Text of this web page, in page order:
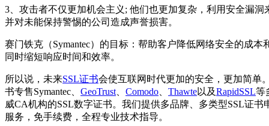
3、攻击者不仅更加机会主义; 他们也更加复杂，利用安全漏洞
并对未能保持警惕的公司造成声誉损害。
赛门铁克（Symantec）的目标：帮助客户降低网络安全的成本
同时缩短响应时间和效率。
所以说，未来SSL证书会使互联网时代更加的安全，更加简单
书专售Symantec、 GeoTrust Comodo Thawte以及RapidSSL等
威CA机构的SSL数字证书。我们提供多品牌、多类型SSL证书
服务，免手续费，全程专业技术指导。